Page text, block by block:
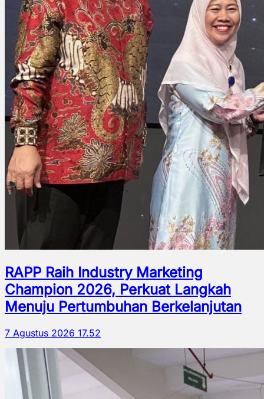
RAPP Raih Industry Marketing
Champion 2026, Perkuat Langkah
Menuju Pertumbuhan Berkelanjutan
7 Agustus 2026 17.52